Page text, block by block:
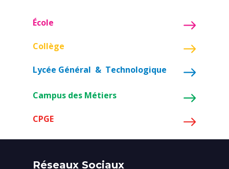
École
Collège
Lycée Général & Technologique
Campus des Métiers
CPGE
Réseaux Sociaux